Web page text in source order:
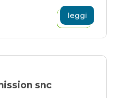
leggi
snc